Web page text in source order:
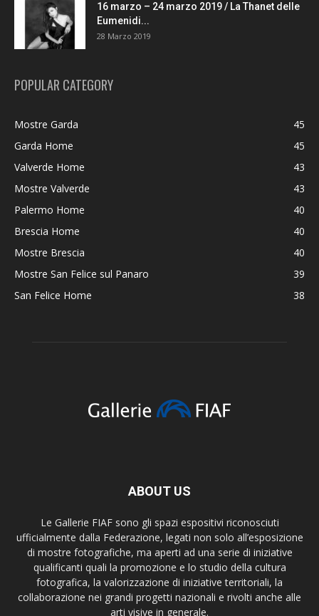
16 marzo – 24 marzo 2019 / La Thanet delle
Eumenidi...
28 Marzo 2019
POPULAR CATEGORY
Mostre Garda
45
Garda Home
45
Valverde Home
43
Mostre Valverde
43
Palermo Home
40
Brescia Home
40
Mostre Brescia
40
Mostre San Felice sul Panaro
39
San Felice Home
38
ABOUT US
Le Gallerie FIAF sono gli spazi espositivi riconosciuti
ufficialmente dalla Federazione, legati non solo all’esposizione
di mostre fotografiche, ma aperti ad una serie di iniziative
qualificanti quali la promozione e lo studio della cultura
fotografica, la valorizzazione di iniziative territoriali, la
collaborazione nei grandi progetti nazionali e rivolti anche alle
arti visive in generale.